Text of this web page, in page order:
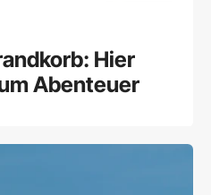
Hier
Abenteuer